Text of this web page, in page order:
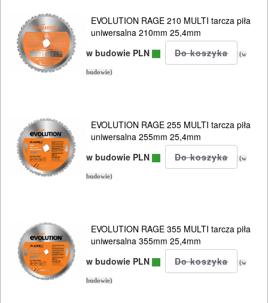
ELEKTRONARZĘDZIA
SIECIOWE
ELEKTRONARZĘDZIA
EVOLUTION RAGE 210 MULTI tarcza piła
uniwersalna 210mm 25,4mm
w budowie PLN
(w
budowie)
EVOLUTION RAGE 255 MULTI tarcza piła
uniwersalna 255mm 25,4mm
w budowie PLN
(w
budowie)
EVOLUTION RAGE 355 MULTI tarcza piła
uniwersalna 355mm 25,4mm
w budowie PLN
(w
budowie)